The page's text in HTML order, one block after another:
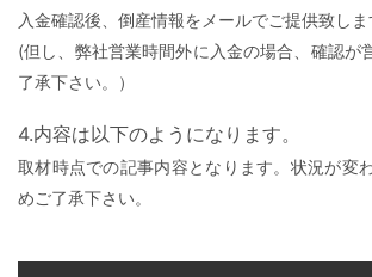
入金確認後、倒産情報をメールでご提供致しま
(但し、弊社営業時間外に入金の場合、確認が
了承下さい。）
4.内容は以下のようになります。
取材時点での記事内容となります。状況が変
めご了承下さい。